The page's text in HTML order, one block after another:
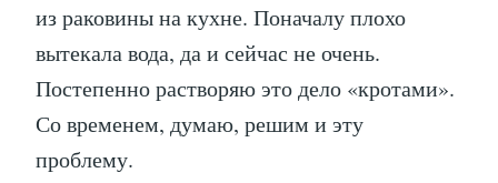
из раковины на кухне. Поначалу плохо
вытекала вода, да и сейчас не очень.
Постепенно растворяю это дело «кротами».
Со временем, думаю, решим и эту
проблему.